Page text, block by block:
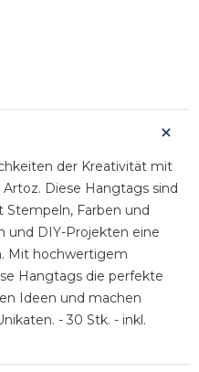
der Kreativität mit
Diese Hangtags sind
Farben und
und DIY-Projekten eine
Mit hochwertigem
Hangtags die perfekte
Ideen und machen
- 30 Stk. - inkl.